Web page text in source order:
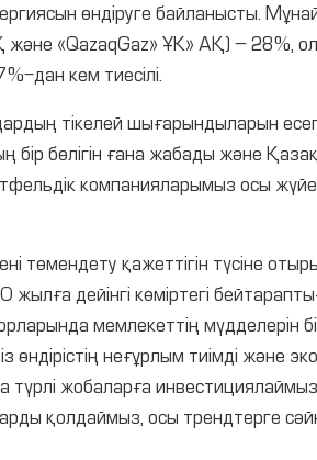
өндіруге байланысты.
және «QazaqGaz» ҰК» АҚ) – 28 %,
дан кем тиесілі.
тікелей шығарындыларын
бір бөлігін ғана жабады және
компанияларымыз осы
төмендету қажеттігін түсіне
дейінгі көміртегі
мемлекеттің мүдделерін
неғұрлым тиімді және
түрлі жобаларға
қолдаймыз, осы трендтерге